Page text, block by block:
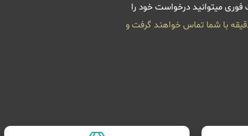
فوری میتوانید درخواست خود را